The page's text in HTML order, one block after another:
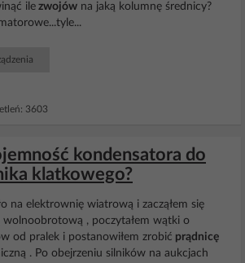
ile zwojów na jaką kolumnę średnicy?
3603
kondensatora do
klatkowego?
na elektrownię wiatrową i zacząłem się
wolnoobrotową , poczytałem wątki o
od pralek i postanowiłem zrobić prądnicę
. Po obejrzeniu silników na aukcjach